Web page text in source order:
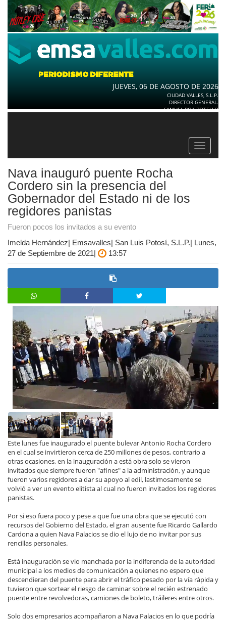
JUEVES, 06 DE AGOSTO DE 2026
CIUDAD VALLES, S.L.P.
DIRECTOR GENERAL.
SAMUEL ROA BOTELLO
Toggle
Nava inauguró puente Rocha
Cordero sin la presencia del
Gobernador del Estado ni de los
regidores panistas
Fueron pocos los invitados a su evento
Imelda Hernández| Emsavalles| San Luis Potosí, S.L.P.| Lunes,
27 de Septiembre de 2021|
13:57
Este lunes fue inaugurado el puente bulevar Antonio Rocha Cordero
en el cual se invirtieron cerca de 250 millones de pesos, contrario a
otras ocasiones, en la inauguración a está obra solo se vieron
invitados que siempre fueron "afines" a la administración, y aunque
fueron varios regidores a dar su apoyo al edil, lastimosamente se
volvió a ver un evento elitista al cual no fueron invitados los regidores
panistas.
Por si eso fuera poco y pese a que fue una obra que se ejecutó con
recursos del Gobierno del Estado, el gran ausente fue Ricardo Gallardo
Cardona a quien Nava Palacios se dio el lujo de no invitar por sus
rencillas personales.
Está inauguración se vio manchada por la indiferencia de la autoridad
municipal a los medios de comunicación a quienes no espero que
descendieran del puente para abrir el tráfico pesado por la vía rápida y
tuvieron que sortear el riesgo de caminar sobre el recién estrenado
puente entre revolvedoras, camiones de boleto, tráileres entre otros.
Solo dos empresarios acompañaron a Nava Palacios en lo que podría